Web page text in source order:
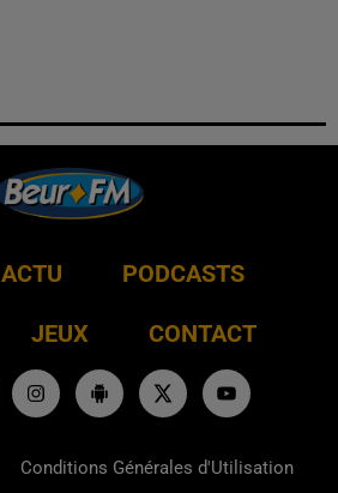
ACTU PODCASTS
JEUX CONTACT
Conditions Générales d'Utilisation